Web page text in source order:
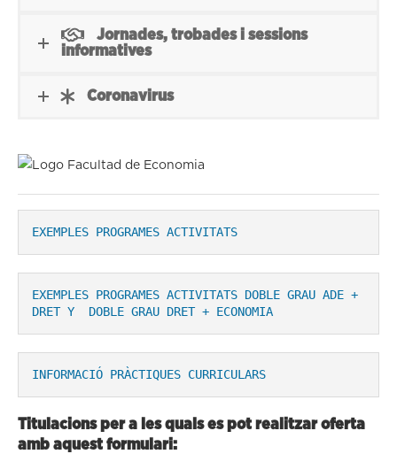
Jornades, trobades i sessions
informatives
Coronavirus
EXEMPLES PROGRAMES ACTIVITATS
EXEMPLES PROGRAMES ACTIVITATS DOBLE GRAU ADE +
DRET Y  DOBLE GRAU DRET + ECONOMIA
INFORMACIÓ PRÀCTIQUES CURRICULARS
Titulacions per a les quals es pot realitzar oferta
amb aquest formulari: